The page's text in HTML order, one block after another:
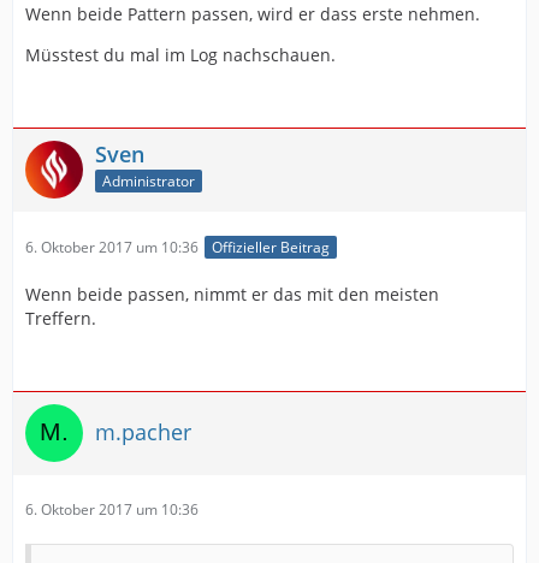
Wenn beide Pattern passen, wird er dass erste nehmen.
Müsstest du mal im Log nachschauen.
Sven
Administrator
6. Oktober 2017 um 10:36 Offizieller Beitrag
Wenn beide passen, nimmt er das mit den meisten
Treffern.
m.pacher
6. Oktober 2017 um 10:36